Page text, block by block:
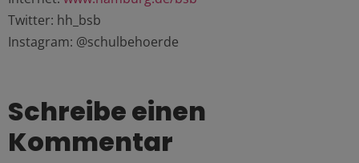
Twitter: hh_bsb
Instagram: @schulbehoerde
Schreibe einen
Kommentar